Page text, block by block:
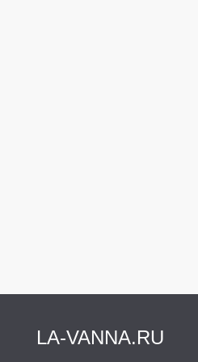
LA-VANNA.RU